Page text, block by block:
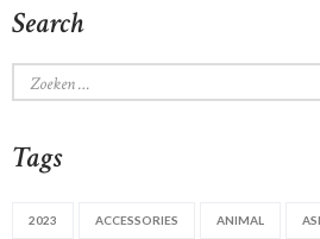
Search
Zoeken
naar:
Tags
2023 ACCESSORIES ANIMAL